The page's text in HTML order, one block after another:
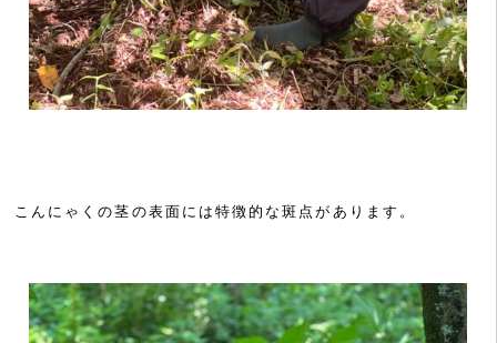
こんにゃくの茎の表面には特徴的な斑点があります。